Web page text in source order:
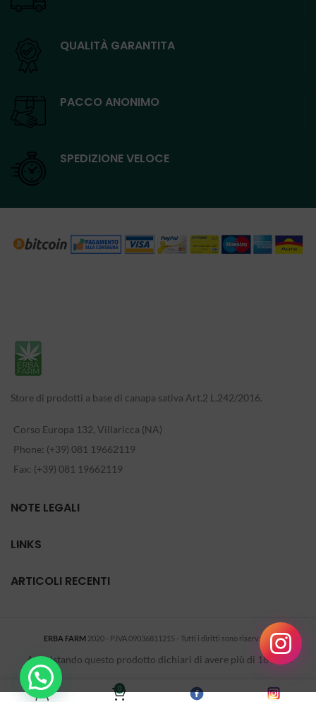
QUALITÀ GARANTITA
PACCO ANONIMO
SPEDIZIONE VELOCE
Store di prodotti a base di canapa sativa Art.2 L.242/2016.
Corso Europa 132, Villaricca (NA)
Phone: (+39) 081 19662119
Fax: (+39) 081 19662119
NOTE LEGALI
LINKS
ARTICOLI RECENTI
ERBA FARM 2020 - P.IVA 09036811215 - Tutti i diritti sono riservati -.
Acquistando questo prodotto dichiari di avere più di 18 anni.
0